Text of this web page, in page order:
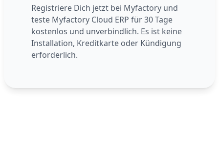
Registriere Dich jetzt bei Myfactory und
teste Myfactory Cloud ERP für 30 Tage
kostenlos und unverbindlich. Es ist keine
Installation, Kreditkarte oder Kündigung
erforderlich.